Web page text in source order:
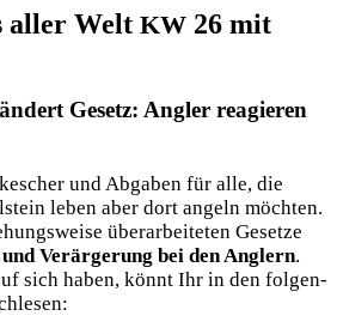
aller Welt KW 26 mit
Gesetz: Angler reagieren
und Abga­ben für alle, die
leben aber dort angeln möch­ten.
über­ar­bei­te­ten Geset­ze
Ver­är­ge­rung bei den Ang­lern.
sich haben, könnt Ihr in den fol­gen­